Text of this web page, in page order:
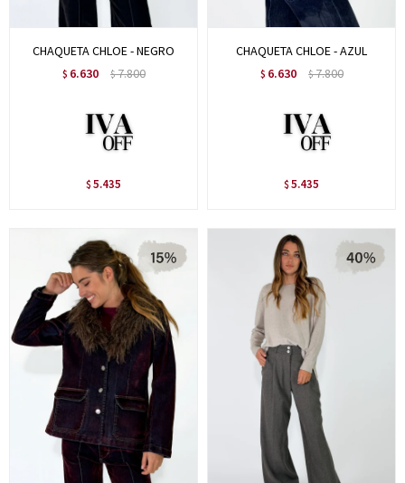
CHAQUETA CHLOE - NEGRO
$ 6.630 $7.800
$ 5.435
CHAQUETA CHLOE - AZUL
$ 6.630 $7.800
$ 5.435